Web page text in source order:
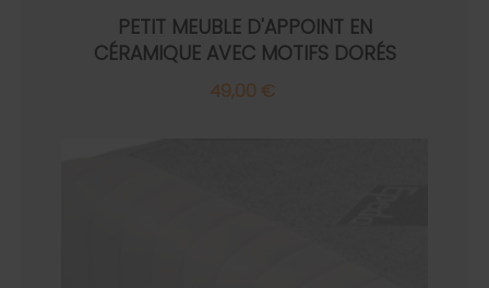
PETIT MEUBLE D'APPOINT EN
CÉRAMIQUE AVEC MOTIFS DORÉS
49,00 €